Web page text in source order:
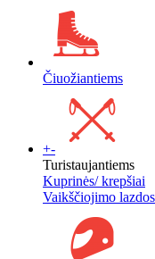
Čiuožiantiems
+-
Turistaujantiems
Kuprinės/ krepšiai
Vaikščiojimo lazdos